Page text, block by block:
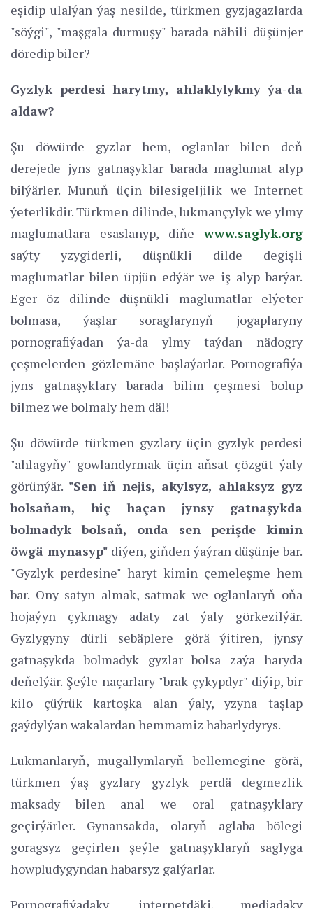
eşidip ulalýan ýaş nesilde, türkmen gyzjagazlarda
"söýgi", "maşgala durmuşy" barada nähili düşünjer
döredip biler?
Gyzlyk perdesi harytmy, ahlaklylykmy ýa-da
aldaw?
Şu döwürde gyzlar hem, oglanlar bilen deň
derejede jyns gatnaşyklar barada maglumat alyp
bilýärler. Munuň üçin bilesigeljilik we Internet
ýeterlikdir. Türkmen dilinde, lukmançylyk we ylmy
maglumatlara esaslanyp, diňewww.saglyk.org
saýty yzygiderli, düşnükli dilde degişli
maglumatlar bilen üpjün edýär we iş alyp barýar.
Eger öz dilinde düşnükli maglumatlar elýeter
bolmasa, ýaşlar soraglarynyň jogaplaryny
pornografiýadan ýa-da ylmy taýdan nädogry
çeşmelerden gözlemäne başlaýarlar. Pornografiýa
jyns gatnaşyklary barada bilim çeşmesi bolup
bilmez we bolmaly hem däl!
Şu döwürde türkmen gyzlary üçin gyzlyk perdesi
"ahlagyňy" gowlandyrmak üçin aňsat çözgüt ýaly
görünýär. "Sen iň nejis, akylsyz, ahlaksyz gyz
bolsaňam, hiç haçan jynsy gatnaşykda
bolmadyk bolsaň, onda sen perişde kimin
öwgä mynasyp" diýen, giňden ýaýran düşünje bar.
"Gyzlyk perdesine" haryt kimin çemeleşme hem
bar. Ony satyn almak, satmak we oglanlaryň oňa
hojaýyn çykmagy adaty zat ýaly görkezilýär.
Gyzlygyny dürli sebäplere görä ýitiren, jynsy
gatnaşykda bolmadyk gyzlar bolsa zaýa haryda
deňelýär. Şeýle naçarlary "brak çykypdyr" diýip, bir
kilo çüýrük kartoşka alan ýaly, yzyna taşlap
gaýdylýan wakalardan hemmamiz habarlydyrys.
Lukmanlaryň, mugallymlaryň bellemegine görä,
türkmen ýaş gyzlary gyzlyk perdä degmezlik
maksady bilen anal we oral gatnaşyklary
geçirýärler. Gynansakda, olaryň aglaba bölegi
goragsyz geçirlen şeýle gatnaşyklaryň saglyga
howpludygyndan habarsyz galýarlar.
Pornografiýadaky, internetdäki, mediadaky